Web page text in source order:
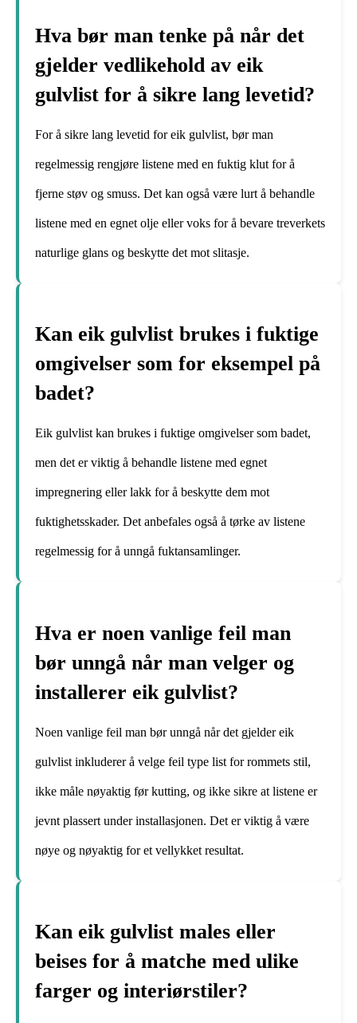
Hva bør man tenke på når det
gjelder vedlikehold av eik
gulvlist for å sikre lang levetid?
For å sikre lang levetid for eik gulvlist, bør man
regelmessig rengjøre listene med en fuktig klut for å
fjerne støv og smuss. Det kan også være lurt å behandle
listene med en egnet olje eller voks for å bevare treverkets
naturlige glans og beskytte det mot slitasje.
Kan eik gulvlist brukes i fuktige
omgivelser som for eksempel på
badet?
Eik gulvlist kan brukes i fuktige omgivelser som badet,
men det er viktig å behandle listene med egnet
impregnering eller lakk for å beskytte dem mot
fuktighetsskader. Det anbefales også å tørke av listene
regelmessig for å unngå fuktansamlinger.
Hva er noen vanlige feil man
bør unngå når man velger og
installerer eik gulvlist?
Noen vanlige feil man bør unngå når det gjelder eik
gulvlist inkluderer å velge feil type list for rommets stil,
ikke måle nøyaktig før kutting, og ikke sikre at listene er
jevnt plassert under installasjonen. Det er viktig å være
nøye og nøyaktig for et vellykket resultat.
Kan eik gulvlist males eller
beises for å matche med ulike
farger og interiørstiler?